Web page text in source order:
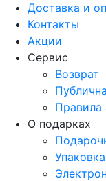
Доставка и
Контакты
Акции
Сервис
Возврат
Правила
О подарках
Упаковка